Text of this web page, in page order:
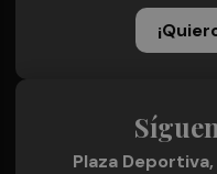
Plaza